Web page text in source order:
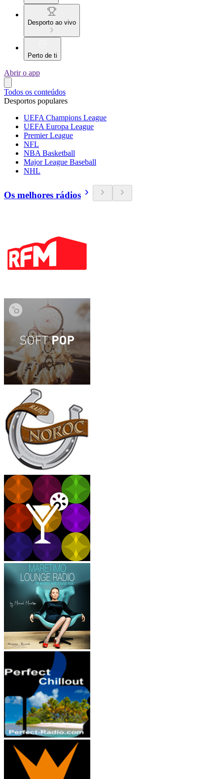
Desporto ao vivo
Perto de ti
Abrir o app
Todos os conteúdos
Desportos populares
UEFA Champions League
UEFA Europa League
Premier League
NFL
NBA Basketball
Major League Baseball
NHL
Os melhores rádios